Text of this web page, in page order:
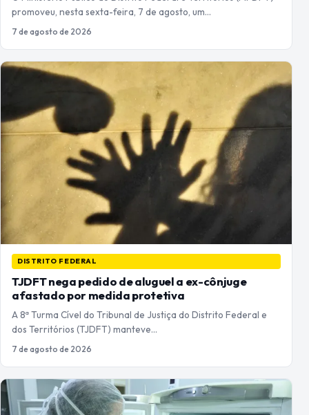
promoveu, nesta sexta-feira, 7 de agosto, um…
7 de agosto de 2026
DISTRITO FEDERAL
TJDFT nega pedido de aluguel a ex-cônjuge
afastado por medida protetiva
A 8ª Turma Cível do Tribunal de Justiça do Distrito Federal e
dos Territórios (TJDFT) manteve…
7 de agosto de 2026